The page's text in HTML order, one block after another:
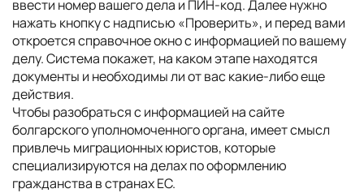
ввести номер вашего дела и ПИН-код. Далее нужно
нажать кнопку с надписью «Проверить», и перед вами
откроется справочное окно с информацией по вашему
делу. Система покажет, на каком этапе находятся
документы и необходимы ли от вас какие-либо еще
действия.
Чтобы разобраться с информацией на сайте
болгарского уполномоченного органа, имеет смысл
привлечь миграционных юристов, которые
специализируются на делах по оформлению
гражданства в странах ЕС.